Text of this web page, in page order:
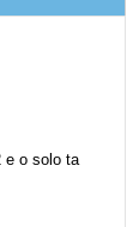
e o solo ta